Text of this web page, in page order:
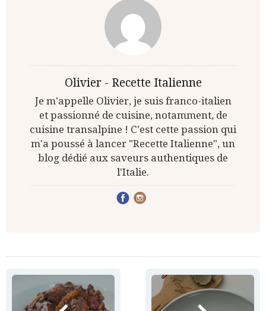
Olivier - Recette Italienne
Je m'appelle Olivier, je suis franco-italien
et passionné de cuisine, notamment, de
cuisine transalpine ! C'est cette passion qui
m'a poussé à lancer "Recette Italienne", un
blog dédié aux saveurs authentiques de
l'Italie.